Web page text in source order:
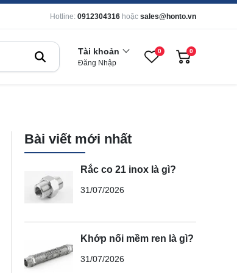
Hotline: 0912304316 hoặc sales@honto.vn
Tài khoản
Đăng Nhập
0 0
Bài viết mới nhất
Rắc co 21 inox là gì?
31/07/2026
Khớp nối mềm ren là gì?
31/07/2026